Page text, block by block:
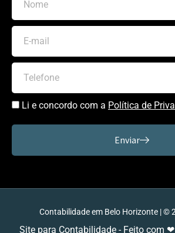
Li e concordo com a Política de
Enviar
Contabilidade em Belo Horizonte | ©
Site para Contabilidade - Feito com ❤